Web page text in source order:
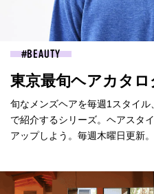
BEAUTY
東京最旬ヘアカタロ
旬なメンズヘアを毎週1スタイ
で紹介するシリーズ。ヘアスタ
アップしよう。毎週木曜日更新。